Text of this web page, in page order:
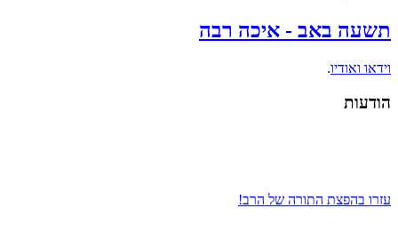
תשעה באב - איכה רבה
וידאו ואודיו.
הודעות
עזרו בהפצת התורה של הרב!